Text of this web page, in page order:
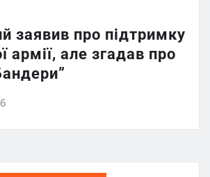
заявив про підтримку
армії, але згадав про